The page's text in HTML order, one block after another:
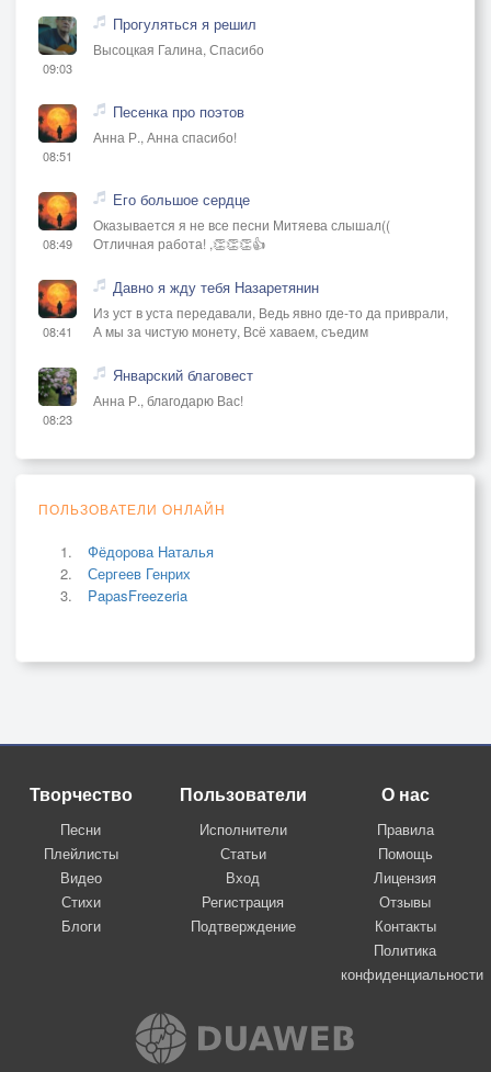
09:03
Прогуляться я решил
Высоцкая Галина, Спасибо
08:51
Песенка про поэтов
Анна Р., Анна спасибо!
08:49
Его большое сердце
Оказывается я не все песни Митяева слышал((
Отличная работа! ,👏👏👏👍
08:41
Давно я жду тебя Назаретянин
Из уст в уста передавали, Ведь явно где-то да приврали,
А мы за чистую монету, Всё хаваем, съедим
08:23
Январский благовест
Анна Р., благодарю Вас!
ПОЛЬЗОВАТЕЛИ ОНЛАЙН
Фёдорова Наталья
Сергеев Генрих
PapasFreezeria
Творчество
Песни
Плейлисты
Видео
Стихи
Блоги
Пользователи
Исполнители
Статьи
Вход
Регистрация
Подтверждение
О нас
Правила
Помощь
Лицензия
Отзывы
Контакты
Политика
конфиденциальности